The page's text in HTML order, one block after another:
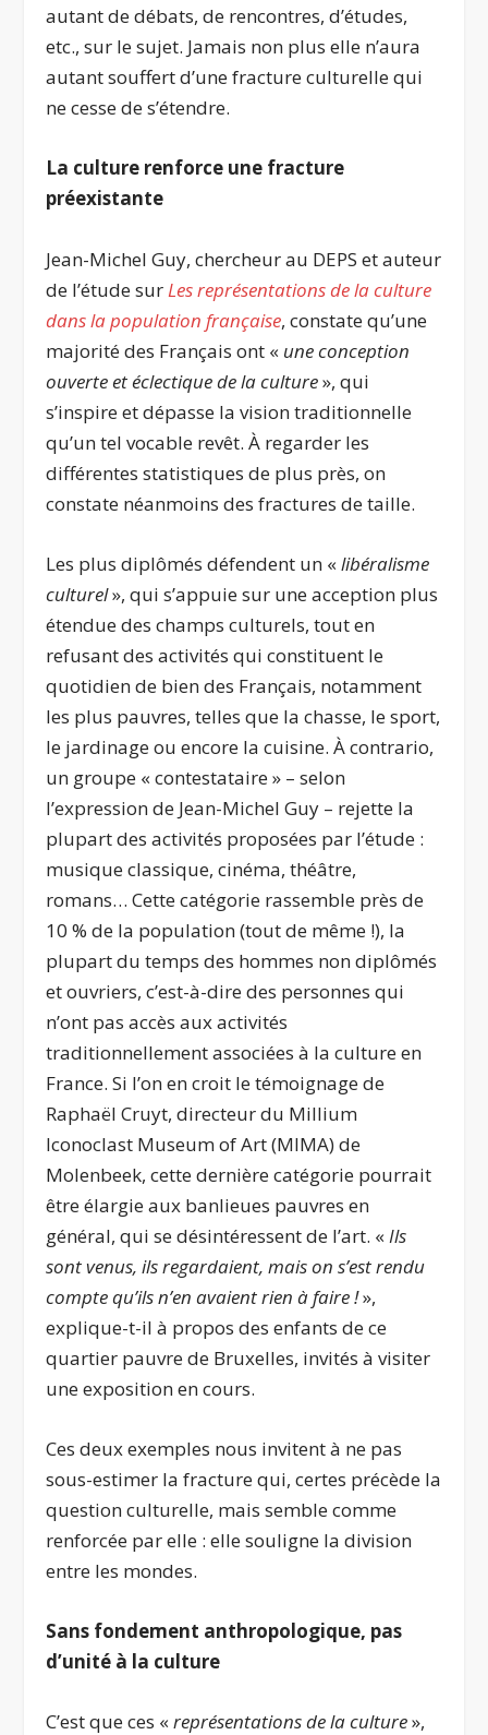
autant de débats, de rencontres, d’études,
etc., sur le sujet. Jamais non plus elle n’aura
autant souffert d’une fracture culturelle qui
ne cesse de s’étendre.
La culture renforce une fracture
préexistante
Jean-Michel Guy, chercheur au DEPS et auteur
de l’étude sur Les représentations de la culture
dans la population française, constate qu’une
majorité des Français ont « une conception
ouverte et éclectique de la culture», qui
s’inspire et dépasse la vision traditionnelle
qu’un tel vocable revêt. À regarder les
différentes statistiques de plus près, on
constate néanmoins des fractures de taille.
Les plus diplômés défendent un «libéralisme
culturel», qui s’appuie sur une acception plus
étendue des champs culturels, tout en
refusant des activités qui constituent le
quotidien de bien des Français, notamment
les plus pauvres, telles que la chasse, le sport,
le jardinage ou encore la cuisine. À contrario,
un groupe « contestataire » – selon
l’expression de Jean-Michel Guy – rejette la
plupart des activités proposées par l’étude :
musique classique, cinéma, théâtre,
romans… Cette catégorie rassemble près de
10 % de la population (tout de même !), la
plupart du temps des hommes non diplômés
et ouvriers, c’est-à-dire des personnes qui
n’ont pas accès aux activités
traditionnellement associées à la culture en
France. Si l’on en croit le témoignage de
Raphaël Cruyt, directeur du Millium
Iconoclast Museum of Art (MIMA) de
Molenbeek, cette dernière catégorie pourrait
être élargie aux banlieues pauvres en
général, qui se désintéressent de l’art. «Ils
sont venus, ils regardaient, mais on s’est rendu
compte qu’ils n’en avaient rien à faire !»,
explique-t-il à propos des enfants de ce
quartier pauvre de Bruxelles, invités à visiter
une exposition en cours.
Ces deux exemples nous invitent à ne pas
sous-estimer la fracture qui, certes précède la
question culturelle, mais semble comme
renforcée par elle : elle souligne la division
entre les mondes.
Sans fondement anthropologique, pas
d’unité à la culture
C’est que ces «représentations de la culture»,